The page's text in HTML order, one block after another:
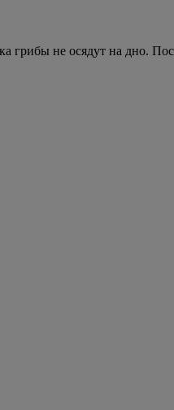
грибы не осядут на дно.